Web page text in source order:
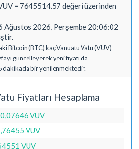
= 7645514.57 değeri üzerinden
Ağustos 2026, Perşembe 20:06:02
Bitcoin (BTC) kaç Vanuatu Vatu (VUV)
güncelleyerek yeni fiyatı da
dakikada bir yenilenmektedir.
Fiyatları Hesaplama
VUV
VUV
VUV